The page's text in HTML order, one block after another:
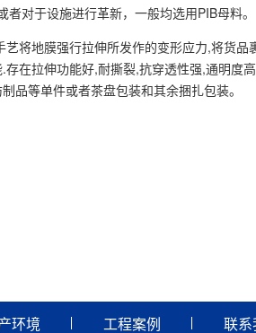
对于设施进行革新，一般均选用PIB母料。
将地膜强行拉伸所发作的变形应力,将货品
在拉伸功能好,耐撕裂,抗穿透性强,通明度
品等单件或者茶盘包装和其余捆扎包装。
环境 工程案例 联系